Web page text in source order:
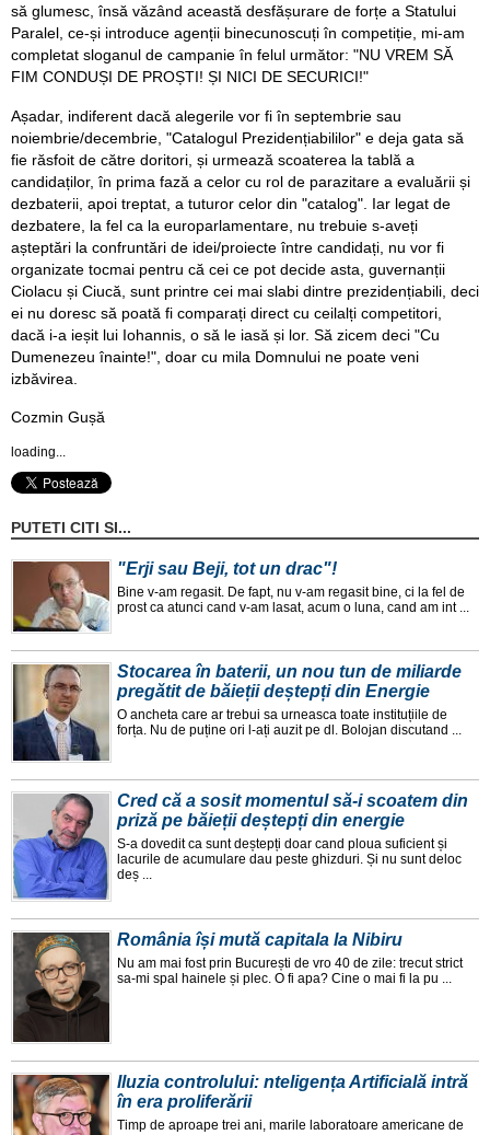
să glumesc, însă văzând această desfășurare de forțe a Statului
Paralel, ce-și introduce agenții binecunoscuți în competiție, mi-am
completat sloganul de campanie în felul următor: "NU VREM SĂ
FIM CONDUȘI DE PROȘTI! ȘI NICI DE SECURICI!"
Așadar, indiferent dacă alegerile vor fi în septembrie sau
noiembrie/decembrie, "Catalogul Prezidențiabililor" e deja gata să
fie răsfoit de către doritori, și urmează scoaterea la tablă a
candidaților, în prima fază a celor cu rol de parazitare a evaluării și
dezbaterii, apoi treptat, a tuturor celor din "catalog". Iar legat de
dezbatere, la fel ca la europarlamentare, nu trebuie s-aveți
așteptări la confruntări de idei/proiecte între candidați, nu vor fi
organizate tocmai pentru că cei ce pot decide asta, guvernanții
Ciolacu și Ciucă, sunt printre cei mai slabi dintre prezidențiabili, deci
ei nu doresc să poată fi comparați direct cu ceilalți competitori,
dacă i-a ieșit lui Iohannis, o să le iasă și lor. Să zicem deci "Cu
Dumenezeu înainte!", doar cu mila Domnului ne poate veni
izbăvirea.
Cozmin Gușă
loading...
PUTETI CITI SI...
"Erji sau Beji, tot un drac"!
Bine v-am regasit. De fapt, nu v-am regasit bine, ci la fel de
prost ca atunci cand v-am lasat, acum o luna, cand am int ...
Stocarea în baterii, un nou tun de miliarde
pregătit de băieții deștepți din Energie
O ancheta care ar trebui sa urneasca toate instituțiile de
forța. Nu de puține ori l-ați auzit pe dl. Bolojan discutand ...
Cred că a sosit momentul să-i scoatem din
priză pe băieții deștepți din energie
S-a dovedit ca sunt deștepți doar cand ploua suficient și
lacurile de acumulare dau peste ghizduri. Și nu sunt deloc
deș ...
România își mută capitala la Nibiru
Nu am mai fost prin București de vro 40 de zile: trecut strict
sa-mi spal hainele și plec. O fi apa? Cine o mai fi la pu ...
Iluzia controlului: nteligența Artificială intră
în era proliferării
Timp de aproape trei ani, marile laboratoare americane de